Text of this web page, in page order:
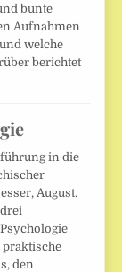
bunte
Aufnahmen
welche
berichtet
in die
August.
praktische
den